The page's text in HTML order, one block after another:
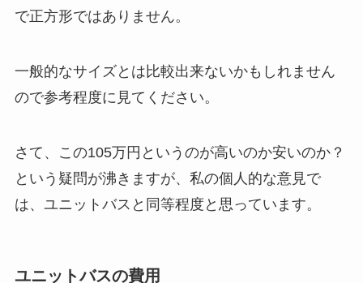
で正方形ではありません。
一般的なサイズとは比較出来ないかもしれません
ので参考程度に見てください。
さて、この105万円というのが高いのか安いのか？
という疑問が沸きますが、私の個人的な意見で
は、ユニットバスと同等程度と思っています。
ユニットバスの費用